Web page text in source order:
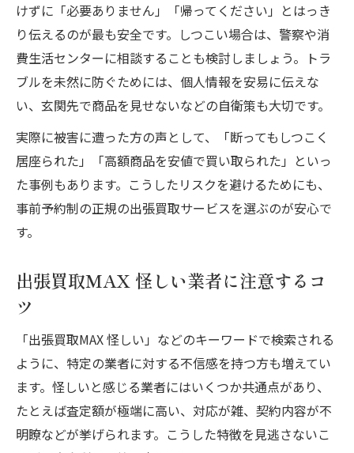
けずに「必要ありません」「帰ってください」とはっき
り伝えるのが最も安全です。しつこい場合は、警察や消
費生活センターに相談することも検討しましょう。トラ
ブルを未然に防ぐためには、個人情報を安易に伝えな
い、玄関先で商品を見せないなどの自衛策も大切です。
実際に被害に遭った方の声として、「断ってもしつこく
居座られた」「高額商品を安値で買い取られた」といっ
た事例もあります。こうしたリスクを避けるためにも、
事前予約制の正規の出張買取サービスを選ぶのが安心で
す。
出張買取MAX 怪しい業者に注意するコ
ツ
「出張買取MAX 怪しい」などのキーワードで検索される
ように、特定の業者に対する不信感を持つ方も増えてい
ます。怪しいと感じる業者にはいくつか共通点があり、
たとえば査定額が極端に高い、対応が雑、契約内容が不
明瞭などが挙げられます。こうした特徴を見逃さないこ